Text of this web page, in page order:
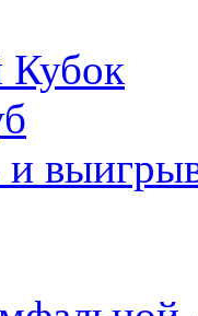
Кубок
и